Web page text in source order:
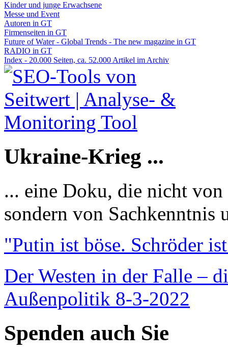
Kinder und junge Erwachsene
Messe und Event
Autoren in GT
Firmenseiten in GT
Future of Water - Global Trends - The new magazine in GT
RADIO in GT
Index - 20.000 Seiten, ca. 52.000 Artikel im Archiv
Ukraine-Krieg ...
... eine Doku, die nicht
sondern von Sachkenntnis
"Putin ist böse. Schröder
Der Westen in der Falle –
Außenpolitik 8-3-2022
Spenden auch Sie